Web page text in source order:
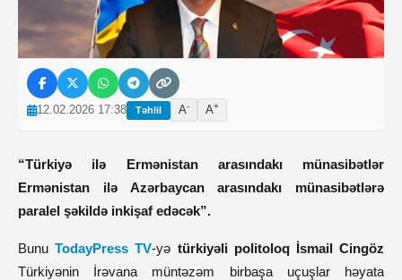
12.02.2026 17:38 Təhlil A- A+
“Türkiyə ilə Ermənistan arasındakı münasibətlər
Ermənistan ilə Azərbaycan arasındakı münasibətlərə
paralel şəkildə inkişaf edəcək”.
BunuTodayPress TV-yə türkiyəli politoloq İsmail Cingöz
Türkiyənin İrəvana müntəzəm birbaşa uçuşlar həyata